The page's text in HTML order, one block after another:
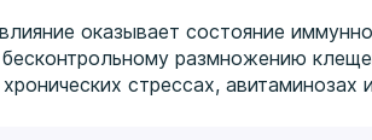
оказывает состояние
размножению
стрессах,